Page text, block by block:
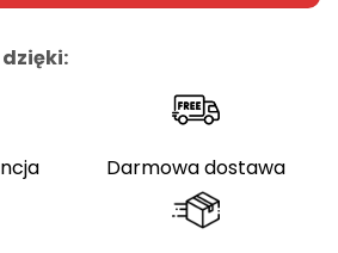
dzięki:
Darmowa dostawa